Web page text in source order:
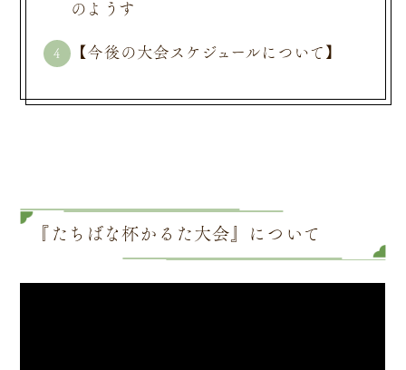
のようす
4 【今後の大会スケジュールについて】
『たちばな杯かるた大会』について